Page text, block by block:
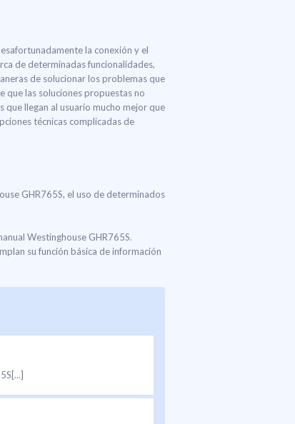
la conexión y el
de determinadas funcionalidades,
de solucionar los problemas que
que las soluciones propuestas no
que llegan al usuario mucho mejor que
técnicas complicadas de
GHR765S, el uso de determinados
Westinghouse GHR765S.
su función básica de información